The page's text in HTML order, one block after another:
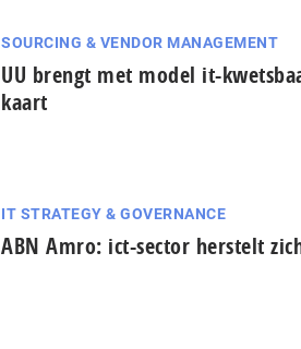
SOURCING & VENDOR MANAGEMENT
UU brengt met model it-
kaart
IT STRATEGY & GOVERNANCE
ABN Amro: ict-sector herstelt